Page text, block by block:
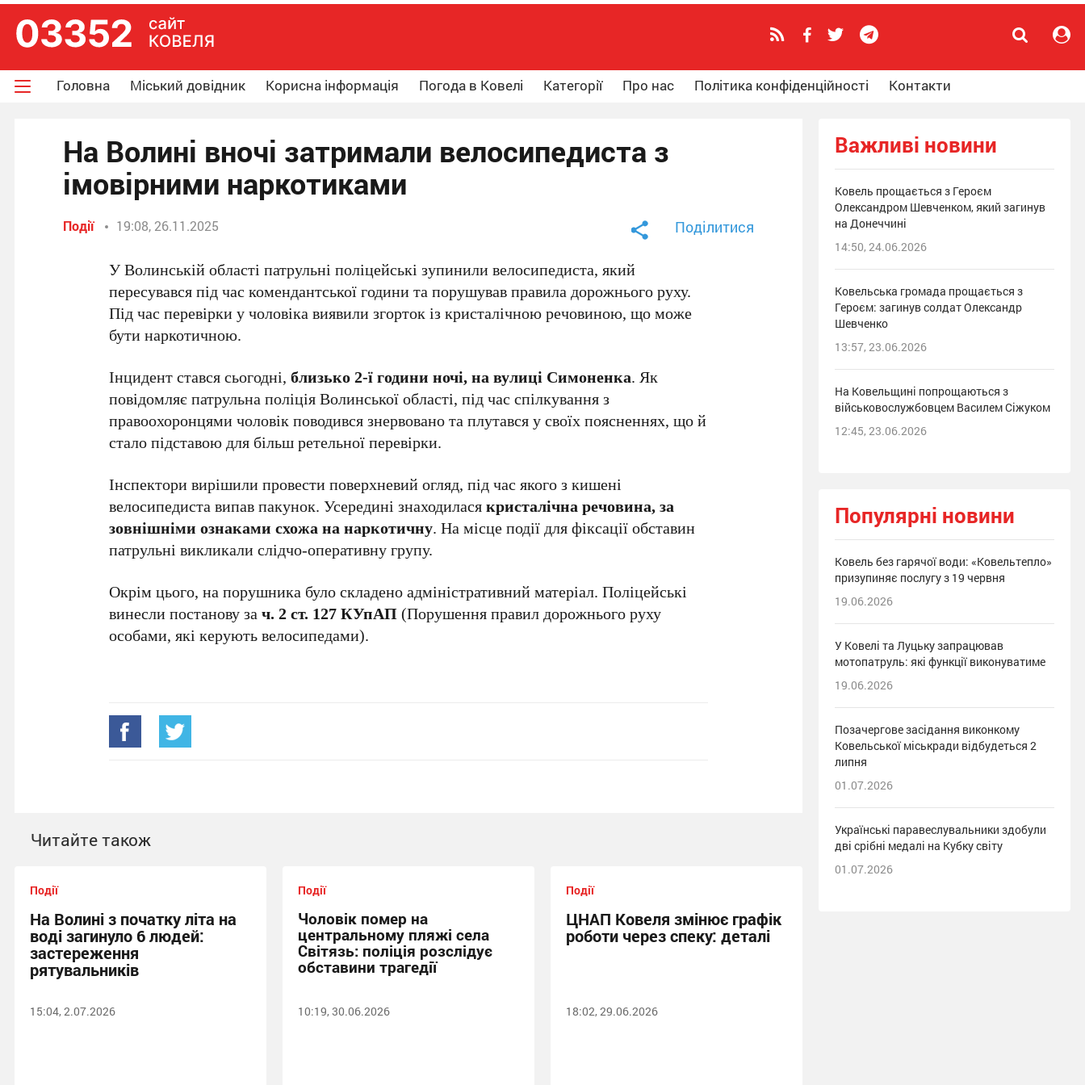
Головна Міський довідник Корисна інформація Погода в Ковелі Категорії Про нас Політика конфіденційності Контакти
На Волині вночі затримали велосипедиста з
імовірними наркотиками
Події 19:08, 26.11.2025 Поділитися
У Волинській області патрульні поліцейські зупинили велосипедиста, який
пересувався під час комендантської години та порушував правила дорожнього руху.
Під час перевірки у чоловіка виявили згорток із кристалічною речовиною, що може
бути наркотичною.
Інцидент стався сьогодні,близько 2-ї години ночі, на вулиці Симоненка. Як
повідомляє патрульна поліція Волинської області, під час спілкування з
правоохоронцями чоловік поводився знервовано та плутався у своїх поясненнях, що й
стало підставою для більш ретельної перевірки.
Інспектори вирішили провести поверхневий огляд, під час якого з кишені
велосипедиста випав пакунок. Усередині знаходиласякристалічна речовина, за
зовнішніми ознаками схожа на наркотичну. На місце події для фіксації обставин
патрульні викликали слідчо-оперативну групу.
Окрім цього, на порушника було складено адміністративний матеріал. Поліцейські
винесли постанову зач. 2 ст. 127 КУпАП (Порушення правил дорожнього руху
особами, які керують велосипедами).
Читайте також
Події
На Волині з початку літа на
воді загинуло 6 людей:
застереження
рятувальників
15:04, 2.07.2026
Події
Чоловік помер на
центральному пляжі села
Світязь: поліція розслідує
обставини трагедії
10:19, 30.06.2026
Події
ЦНАП Ковеля змінює графік
роботи через спеку: деталі
18:02, 29.06.2026
Важливі новини
Ковель прощається з Героєм
Олександром Шевченком, який загинув
на Донеччині
14:50, 24.06.2026
Ковельська громада прощається з
Героєм: загинув солдат Олександр
Шевченко
13:57, 23.06.2026
На Ковельщині попрощаються з
військовослужбовцем Василем Сіжуком
12:45, 23.06.2026
Популярні новини
Ковель без гарячої води: «Ковельтепло»
призупиняє послугу з 19 червня
19.06.2026
У Ковелі та Луцьку запрацював
мотопатруль: які функції виконуватиме
19.06.2026
Позачергове засідання виконкому
Ковельської міськради відбудеться 2
липня
01.07.2026
Українські паравеслувальники здобули
дві срібні медалі на Кубку світу
01.07.2026